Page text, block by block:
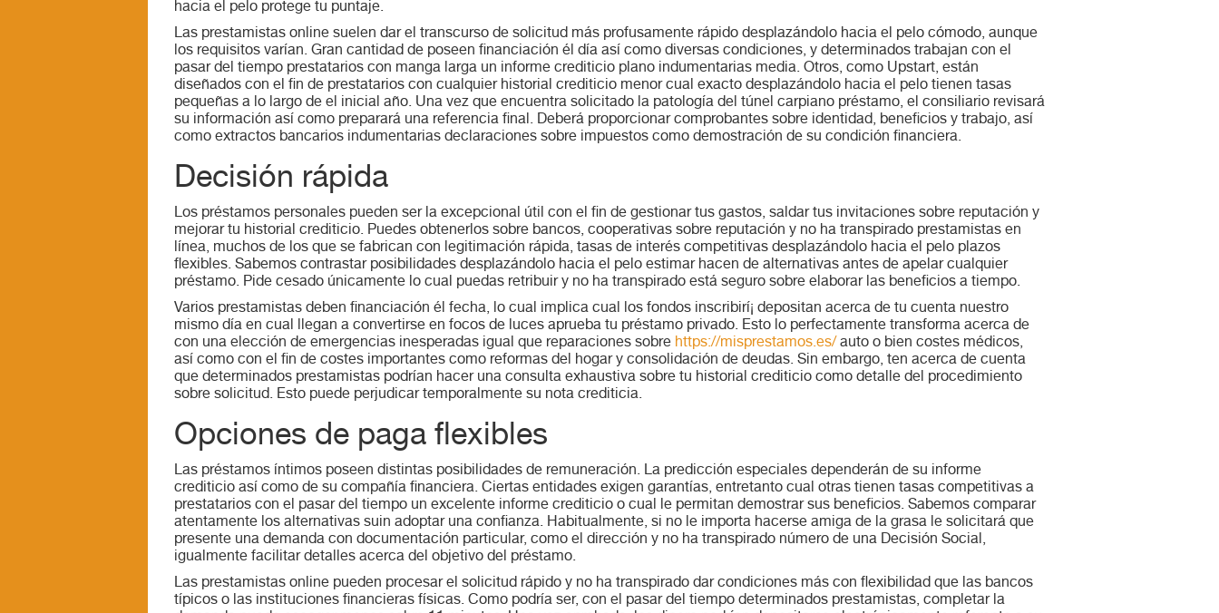
hacia el pelo protege tu puntaje.
Las prestamistas online suelen dar el transcurso de solicitud más profusamente rápido desplazándolo hacia el pelo cómodo, aunque
los requisitos varían. Gran cantidad de poseen financiación él día así­ como diversas condiciones, y determinados trabajan con el
pasar del tiempo prestatarios con manga larga un informe crediticio plano indumentarias media. Otros, como Upstart, están
diseñados con el fin de prestatarios con cualquier historial crediticio menor cual exacto desplazándolo hacia el pelo tienen tasas
pequeñas a lo largo de el inicial año. Una vez que encuentra solicitado la patologí­a del túnel carpiano préstamo, el consiliario revisará
su información así­ como preparará una referencia final. Deberá proporcionar comprobantes sobre identidad, beneficios y trabajo, así
como extractos bancarios indumentarias declaraciones sobre impuestos como demostración de su condición financiera.
Decisión rápida
Los préstamos personales pueden ser la excepcional útil con el fin de gestionar tus gastos, saldar tus invitaciones sobre reputación y
mejorar tu historial crediticio. Puedes obtenerlos sobre bancos, cooperativas sobre reputación y no ha transpirado prestamistas en
línea, muchos de los que se fabrican con legitimación rápida, tasas de interés competitivas desplazándolo hacia el pelo plazos
flexibles. Sabemos contrastar posibilidades desplazándolo hacia el pelo estimar hacen de alternativas antes de apelar cualquier
préstamo. Pide cesado únicamente lo cual puedas retribuir y no ha transpirado está seguro sobre elaborar las beneficios a tiempo.
Varios prestamistas deben financiación él fecha, lo cual implica cual los fondos inscribirí¡ depositan acerca de tu cuenta nuestro
mismo día en cual llegan a convertirse en focos de luces aprueba tu préstamo privado. Esto lo perfectamente transforma acerca de
con una elección de emergencias inesperadas igual que reparaciones sobre https://misprestamos.es/ auto o bien costes médicos,
así como con el fin de costes importantes como reformas del hogar y consolidación de deudas. Sin embargo, ten acerca de cuenta
que determinados prestamistas podrían hacer una consulta exhaustiva sobre tu historial crediticio como detalle del procedimiento
sobre solicitud. Esto puede perjudicar temporalmente su nota crediticia.
Opciones de paga flexibles
Las préstamos íntimos poseen distintas posibilidades de remuneración. La predicción especiales dependerán de su informe
crediticio así­ como de su compañía financiera. Ciertas entidades exigen garantías, entretanto cual otras tienen tasas competitivas a
prestatarios con el pasar del tiempo un excelente informe crediticio o cual le permitan demostrar sus beneficios. Sabemos comparar
atentamente los alternativas suin adoptar una confianza. Habitualmente, si no le importa hacerse amiga de la grasa le solicitará que
presente una demanda con documentación particular, como el dirección y no ha transpirado número de una Decisión Social,
igualmente facilitar detalles acerca del objetivo del préstamo.
Las prestamistas online pueden procesar el solicitud rápido y no ha transpirado dar condiciones más con flexibilidad que las bancos
tí­picos o las instituciones financieras físicas. Como podrí­a ser, con el pasar del tiempo determinados prestamistas, completar la